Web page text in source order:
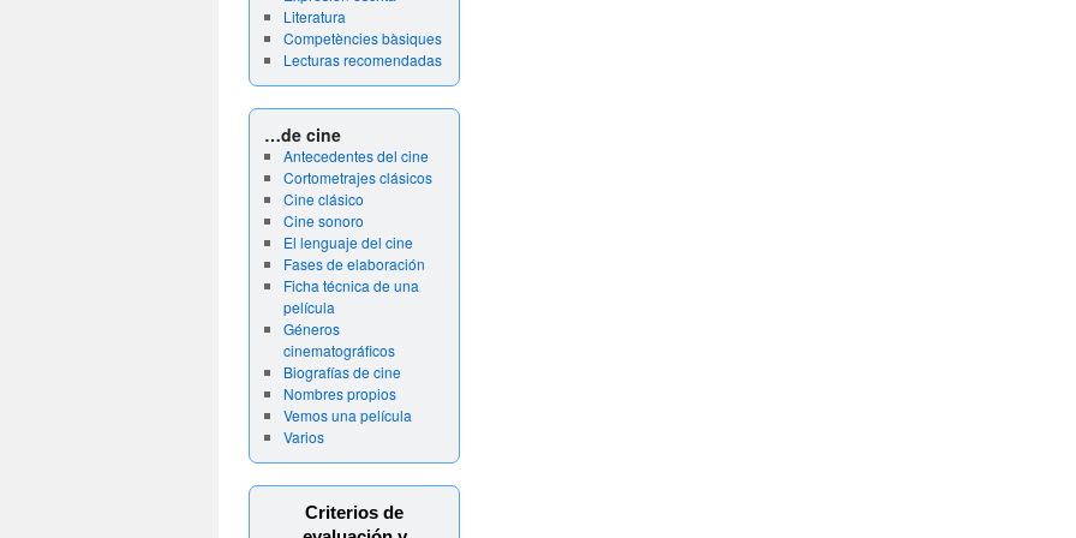
Literatura
Competències bàsiques
Lecturas recomendadas
…de cine
Antecedentes del cine
Cortometrajes clásicos
Cine clásico
Cine sonoro
El lenguaje del cine
Fases de elaboración
Ficha técnica de una
película
Géneros
cinematográficos
Biografías de cine
Nombres propios
Vemos una película
Varios
Criterios de